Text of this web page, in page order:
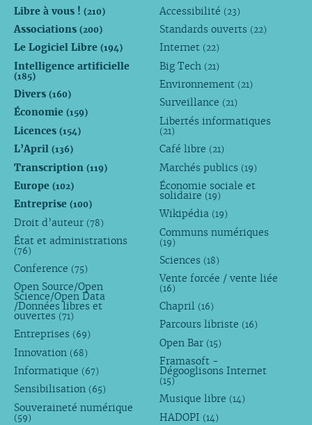
Libre à vous ! (210)
Associations (200)
Le Logiciel Libre (194)
Intelligence artificielle
(185)
Divers (160)
Économie (159)
Licences (154)
L’April (136)
Transcription (119)
Europe (102)
Entreprise (100)
Droit d’auteur (78)
État et administrations
(76)
Conference (75)
Open Source/Open
Science/Open Data
/Données libres et
ouvertes (71)
Entreprises (69)
Innovation (68)
Informatique (67)
Sensibilisation (65)
Souveraineté numérique
(59)
Accessibilité (23)
Standards ouverts (22)
Internet (22)
Big Tech (21)
Environnement (21)
Surveillance (21)
Libertés informatiques
(21)
Café libre (21)
Marchés publics (19)
Économie sociale et
solidaire (19)
Wikipédia (19)
Communs numériques
(19)
Sciences (18)
Vente forcée / vente liée
(16)
Chapril (16)
Parcours libriste (16)
Open Bar (15)
Framasoft -
Dégooglisons Internet
(15)
Musique libre (14)
HADOPI (14)